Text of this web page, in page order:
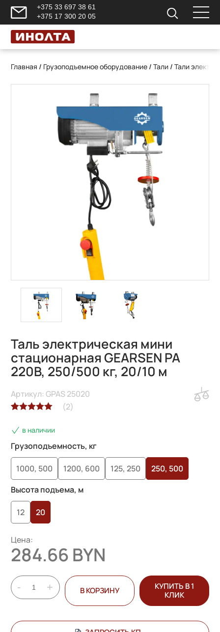
+375 33 697 38 61
+375 17 300 20 05
Главная / Грузоподъемное оборудование /Тали /Тали
Таль электрическая мини
стационарная GEARSEN PA
220В, 250/500 кг, 20/10 м
5.00из 5 на
основе
пользователей
(2)
Артикул: GPAS 25020
в наличии
Грузоподъемность, кг
1000, 500 1200, 600 125, 250
250, 500
Высота подъема, м
12 20
Цена:
284.66 BYN
- + В КОРЗИНУ
КУПИТЬ В 1
КЛИК